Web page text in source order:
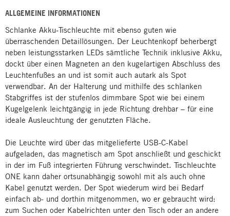
ALLGEMEINE INFORMATIONEN
Schlanke Akku-Tischleuchte mit ebenso guten wie
überraschenden Detaillösungen. Der Leuchtenkopf beherbergt
neben leistungsstarken LEDs sämtliche Technik inklusive Akku,
dockt über einen Magneten an den kugelartigen Abschluss des
Leuchtenfußes an und ist somit auch autark als Spot
verwendbar. An der Halterung und mithilfe des schlanken
Stabgriffes ist der stufenlos dimmbare Spot wie bei einem
Kugelgelenk leichtgängig in jede Richtung drehbar – für eine
ideale Ausleuchtung der genutzten Fläche.
Die Leuchte wird über das mitgelieferte USB-C-Kabel
aufgeladen, das magnetisch am Spot anschließt und geschickt
in der im Fuß integrierten Führung verschwindet. Tischleuchte
ONE kann daher ortsunabhängig sowohl mit als auch ohne
Kabel genutzt werden. Der Spot wiederum wird bei Bedarf
einfach ab- und dorthin mitgenommen, wo er gebraucht wird:
zum Suchen oder Kabelrichten unter den Tisch oder an andere